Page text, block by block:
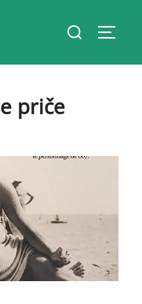
Search
priče